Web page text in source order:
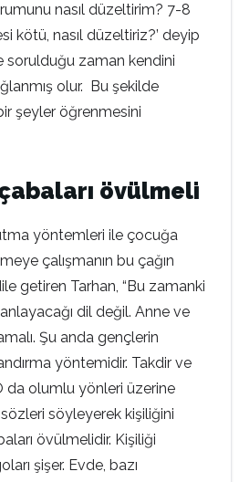
nasıl düzeltirim? 7-8
kötü, nasıl düzeltiriz?’ deyip
sorulduğu zaman kendini
olur. Bu şekilde
şeyler öğrenmesini
övülmeli
yöntemleri ile çocuğa
çalışmanın bu çağın
getiren Tarhan, “Bu zamanki
dil değil. Anne ve
Şu anda gençlerin
yöntemidir. Takdir ve
da olumlu yönleri üzerine
söyleyerek kişiliğini
övülmelidir. Kişiliği
şişer. Evde, bazı